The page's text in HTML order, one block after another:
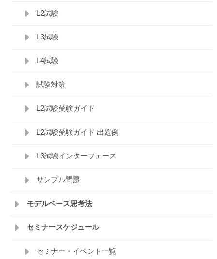
L2試験
L3試験
L4試験
試験対策
L2試験受験ガイド
L2試験受験ガイド 出題例
L3試験インターフェース
サンプル問題
モデルベース思考法
セミナースケジュール
セミナー・イベント一覧